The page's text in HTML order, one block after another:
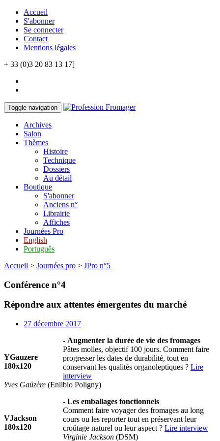
Accueil
S'abonner
Se connecter
Contact
Mentions légales
+ 33 (0)3 20 83 13 17]
Toggle navigation
Archives
Salon
Thèmes
Histoire
Technique
Dossiers
Au détail
Boutique
S'abonner
Anciens n°
Librairie
Affiches
Journées Pro
English
Português
Accueil > Journées pro > JPro n°5
Conférence n°4
Répondre aux attentes émergentes du marché
27 décembre 2017
YGauzere
180x120
- Augmenter la durée de vie des fromages
Pâtes molles, objectif 100 jours. Comment faire
progresser les dates de durabilité, tout en
conservant les qualités organoleptiques ? Lire
interview
Yves Gaüzère (Enilbio Poligny)
VJackson
180x120
- Les emballages fonctionnels
Comment faire voyager des fromages au long
cours ou les reporter tout en préservant leur
croûtage naturel ou leur aspect ? Lire interview
Virginie Jackson (DSM)